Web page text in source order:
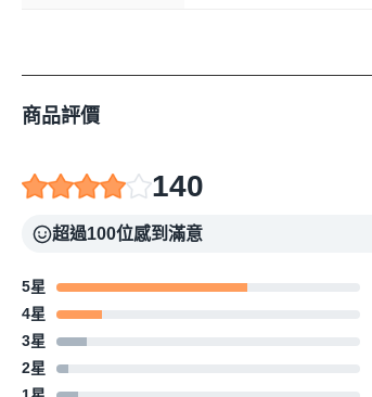
商品評價
140
超過100位感到滿意
5星
4星
3星
2星